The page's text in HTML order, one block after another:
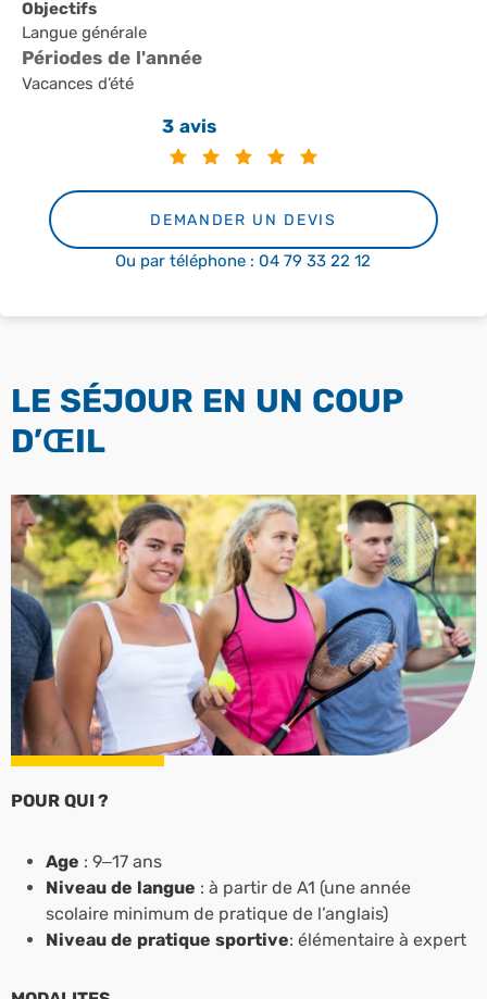
Objectifs
Langue générale
Périodes de l'année
Vacances d’été
3 avis
DEMANDER UN DEVIS
Ou par téléphone : 04 79 33 22 12
LE SÉJOUR EN UN COUP
D’ŒIL
POUR QUI ?
Age : 9–17 ans
Niveau de langue : à partir de A1 (une année
scolaire minimum de pratique de l’anglais)
Niveau de pratique sportive: élémentaire à expert